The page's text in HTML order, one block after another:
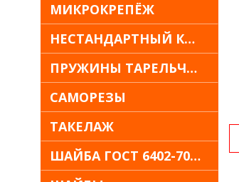
МИКРОКРЕПЁЖ
НЕСТАНДАРТНЫЙ КРЕПЁЖ
ПРУЖИНЫ ТАРЕЛЬЧАТЫЕ
САМОРЕЗЫ
ТАКЕЛАЖ
ШАЙБА ГОСТ 6402-70 30Х13